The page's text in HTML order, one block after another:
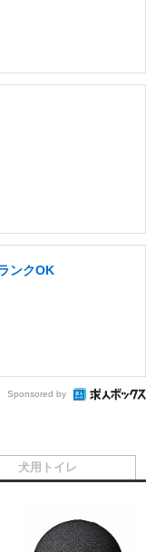
ンクOK
Sponsored by
犬用トイレ